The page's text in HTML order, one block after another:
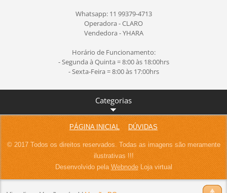
Whatsapp: 11 99379-4713
Operadora - CLARO
Vendedora - YHARA
Horário de Funcionamento:
- Segunda à Quinta = 8:00 às 18:00hrs
- Sexta-Feira = 8:00 às 17:00hrs
Categorias
PÁGINA INICIAL DÚVIDAS
© 2017 Todos os direitos reservados. Todas as imagens são meramente
ilustrativas !!!
Desenvolvido pelaWebnodeLoja virtual